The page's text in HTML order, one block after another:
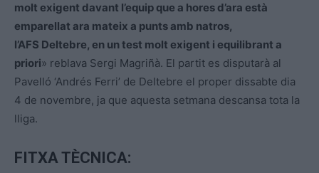
molt exigent davant l’equip que a hores d’ara està
emparellat ara mateix a punts amb natros,
l’AFS Deltebre, en un test molt exigent i equilibrant a
priori» reblava Sergi Magriñà. El partit es disputarà al
Pavelló ‘Andrés Ferri’ de Deltebre el proper dissabte dia
4 de novembre, ja que aquesta setmana descansa tota la
lliga.
FITXA TÈCNICA: